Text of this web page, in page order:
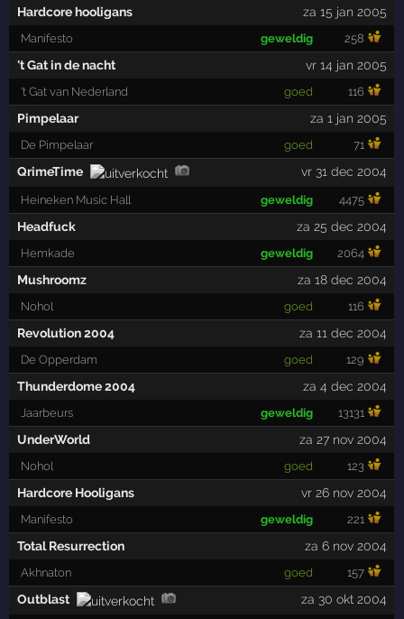
Hardcore hooligans za 15 jan 2005
Manifesto geweldig 258
't Gat in de nacht vr 14 jan 2005
't Gat van Nederland goed 116
Pimpelaar za 1 jan 2005
De Pimpelaar goed 71
QrimeTime vr 31 dec 2004
Heineken Music Hall geweldig 4475
Headfuck za 25 dec 2004
Hemkade geweldig 2064
Mushroomz za 18 dec 2004
Nohol goed 116
Revolution 2004 za 11 dec 2004
De Opperdam goed 129
Thunderdome 2004 za 4 dec 2004
Jaarbeurs geweldig 13131
UnderWorld za 27 nov 2004
Nohol goed 123
Hardcore Hooligans vr 26 nov 2004
Manifesto geweldig 221
Total Resurrection za 6 nov 2004
Akhnaton goed 157
Outblast za 30 okt 2004